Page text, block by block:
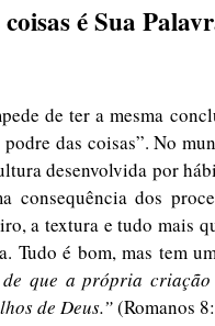
coisas é Sua
de ter a mesma
das coisas”. No
desenvolvida por
dos
a textura e tudo mais
Tudo é bom, mas tem
de que a própria
de Deus.” (Romanos